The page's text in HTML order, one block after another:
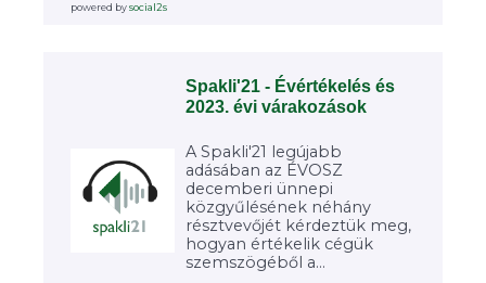
powered bysocial2s
Spakli'21 - Évértékelés és
2023. évi várakozások
A Spakli'21 legújabb
adásában az ÉVOSZ
decemberi ünnepi
közgyűlésének néhány
résztvevőjét kérdeztük meg,
hogyan értékelik cégük
szemszögéből a...